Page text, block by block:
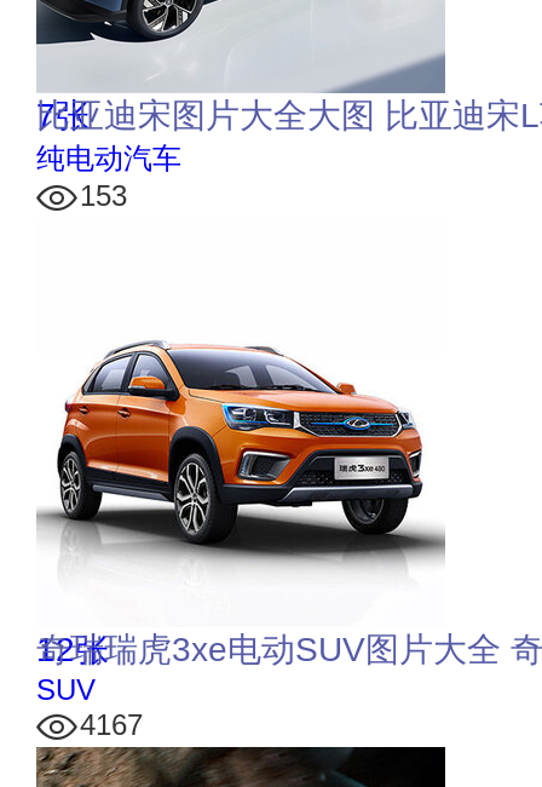
7张
比亚迪宋图片大全大图 比亚迪宋
纯电动汽车
153
12张
奇瑞瑞虎3xe电动SUV图片大全
SUV
4167